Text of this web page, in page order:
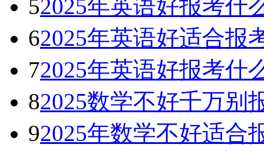
52025年英语好报考什
62025年英语好适合报
72025年英语好报考什
82025数学不好千万别
92025年数学不好适合